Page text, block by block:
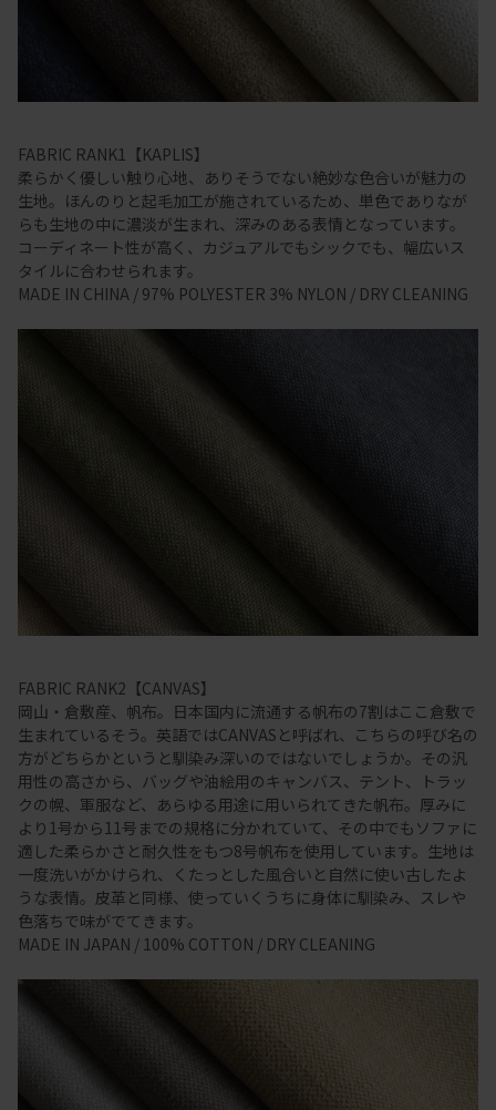
FABRIC RANK1【KAPLIS】
柔らかく優しい触り心地、ありそうでない絶妙な色合いが魅力の
生地。ほんのりと起毛加工が施されているため、単色でありなが
らも生地の中に濃淡が生まれ、深みのある表情となっています。
コーディネート性が高く、カジュアルでもシックでも、幅広いス
タイルに合わせられます。
MADE IN CHINA / 97% POLYESTER 3% NYLON / DRY CLEANING
FABRIC RANK2【CANVAS】
岡山・倉敷産、帆布。日本国内に流通する帆布の7割はここ倉敷で
生まれているそう。英語ではCANVASと呼ばれ、こちらの呼び名の
方がどちらかというと馴染み深いのではないでしょうか。その汎
用性の高さから、バッグや油絵用のキャンバス、テント、トラッ
クの幌、軍服など、あらゆる用途に用いられてきた帆布。厚みに
より1号から11号までの規格に分かれていて、その中でもソファに
適した柔らかさと耐久性をもつ8号帆布を使用しています。生地は
一度洗いがかけられ、くたっとした風合いと自然に使い古したよ
うな表情。皮革と同様、使っていくうちに身体に馴染み、スレや
色落ちで味がでてきます。
MADE IN JAPAN / 100% COTTON / DRY CLEANING